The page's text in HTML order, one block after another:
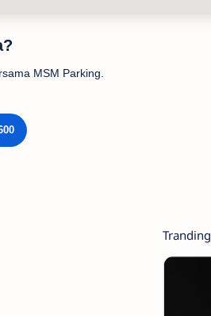
MSM Parking.
Tranding